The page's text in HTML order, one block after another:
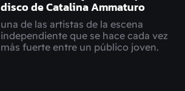
disco de Catalina Ammaturo
una de las artistas de la escena
independiente que se hace cada vez
más fuerte entre un público joven.